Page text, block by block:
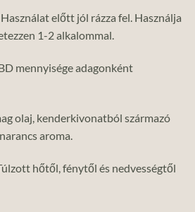
Használat előtt jól rázza fel. Használja
1-2 alkalommal.
mennyisége adagonként
olaj, kenderkivonatból származó
aroma.
hőtől, fénytől és nedvességtől